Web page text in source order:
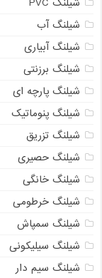
شیلنگ آب
شیلنگ آبیاری
شیلنگ برزنتی
شیلنگ پارچه ای
شیلنگ پنوماتیک
شیلنگ تزریق
شیلنگ حصیری
شیلنگ خانگی
شیلنگ خرطومی
شیلنگ سمپاش
شیلنگ سیلیکونی
شیلنگ سیم دار